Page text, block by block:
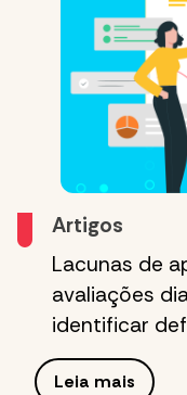
Artigos
Lacunas de
avaliações
identificar
Leia mais